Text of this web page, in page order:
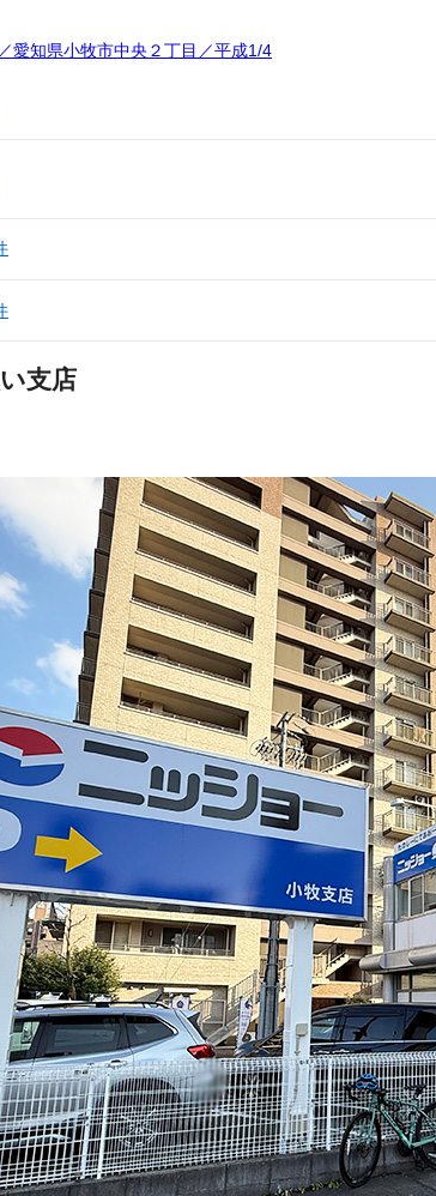
愛知県小牧市中央２丁目／平成1/4
支店